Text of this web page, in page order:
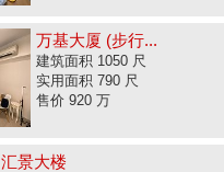
万基大厦 (步行...
建筑面积 1050 尺
实用面积 790 尺
售价 920 万
汇景大楼